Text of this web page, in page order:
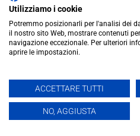
C.F.
Chi
Privacy &
IlCaffèQuotidiano.online è una
presso il Tribunale di
Realizzato da
Utilizziamo i cookie
Potremmo posizionarli per l'analisi dei
il nostro sito Web, mostrare contenuti
navigazione eccezionale. Per ulteriori
aprire le impostazioni.
ACCETTARE TUTTI
NO, AGGIUSTA